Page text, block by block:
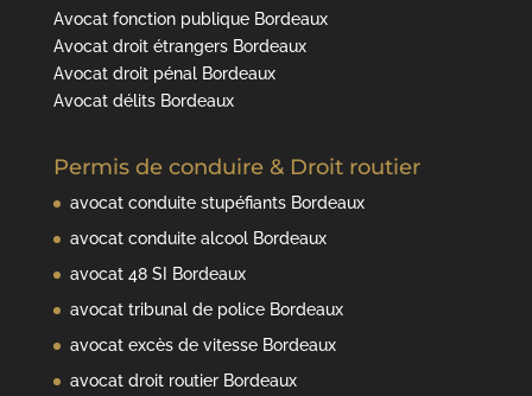
Avocat fonction publique Bordeaux
Avocat droit étrangers Bordeaux
Avocat droit pénal Bordeaux
Avocat délits Bordeaux
Permis de conduire & Droit routier
avocat conduite stupéfiants Bordeaux
avocat conduite alcool Bordeaux
avocat 48 SI Bordeaux
avocat tribunal de police Bordeaux
avocat excès de vitesse Bordeaux
avocat droit routier Bordeaux